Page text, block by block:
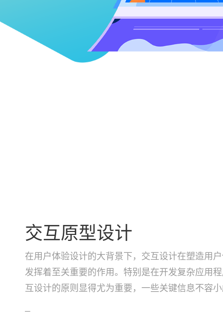
交互原型设计
在用户体验设计的大背景下，交互设计在塑造用
发挥着至关重要的作用。特别是在开发复杂应用
互设计的原则显得尤为重要，一些关键信息不容
—